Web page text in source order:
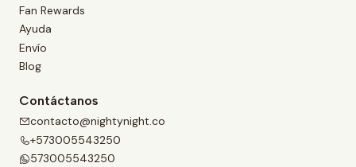
Fan Rewards
Ayuda
Envío
Blog
Contáctanos
contacto@nightynight.co
+573005543250
573005543250